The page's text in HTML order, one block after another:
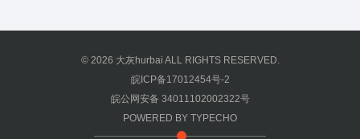
© 2026 大灰hurbai ALL RIGHTS RESERVED.
皖ICP备17012454号-2
皖公网安备 34011102002322号
POWERED BY TYPECHO